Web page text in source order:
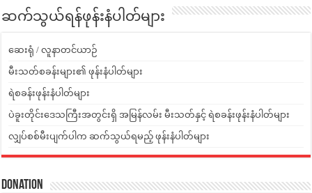
ဆက်သွယ်ရန်ဖုန်းနံပါတ်များ
ဆေးရုံ / လူနာတင်ယာဉ်
မီးသတ်စခန်းများ၏ ဖုန်းနံပါတ်များ
ရဲစခန်းဖုန်းနံပါတ်များ
ပဲခူးတိုင်းဒေသကြီးအတွင်းရှိ အမြန်လမ်း မီးသတ်နှင့် ရဲစခန်းဖုန်းနံပါတ်များ
လျှပ်စစ်မီးပျက်ပါက ဆက်သွယ်ရမည့် ဖုန်းနံပါတ်များ
Donation